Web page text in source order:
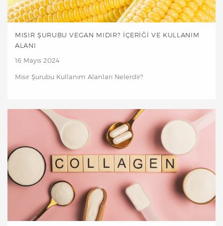
MISIR ŞURUBU VEGAN MIDIR? İÇERIĞI VE KULLANIM
ALANI
16 Mayıs 2024
Mısır Şurubu Kullanım Alanları Nelerdir?